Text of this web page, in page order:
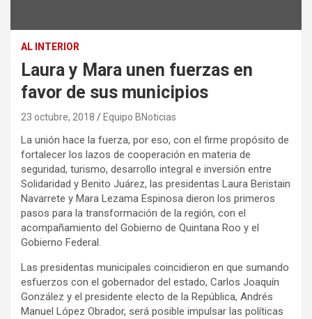
AL INTERIOR
Laura y Mara unen fuerzas en
favor de sus municipios
23 octubre, 2018 Equipo BNoticias
La unión hace la fuerza, por eso, con el firme propósito de
fortalecer los lazos de cooperación en materia de
seguridad, turismo, desarrollo integral e inversión entre
Solidaridad y Benito Juárez, las presidentas Laura Beristain
Navarrete y Mara Lezama Espinosa dieron los primeros
pasos para la transformación de la región, con el
acompañamiento del Gobierno de Quintana Roo y el
Gobierno Federal.
Las presidentas municipales coincidieron en que sumando
esfuerzos con el gobernador del estado, Carlos Joaquín
González y el presidente electo de la República, Andrés
Manuel López Obrador, será posible impulsar las políticas